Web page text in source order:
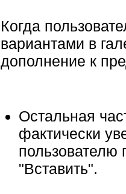
Когда
вариантами в
дополнение к
Остальная
фактически
пользователю
"Вставить".